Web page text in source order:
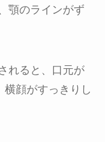
顎のラインがず
れると、口元が
顔がすっきりし